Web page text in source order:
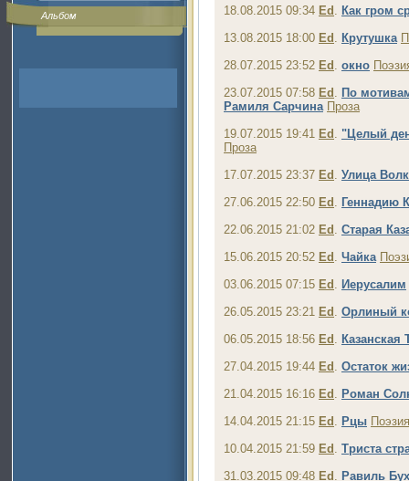
Альбом
18.08.2015 09:34 Ed . Как гром
13.08.2015 18:00 Ed . Крутушка
28.07.2015 23:52 Ed . окно
23.07.2015 07:58 Ed . По
Рамиля Сарчина Проза
19.07.2015 19:41 Ed . "Целый
Проза
17.07.2015 23:37 Ed . Улица
27.06.2015 22:50 Ed . Геннадию
22.06.2015 21:02 Ed . Старая
15.06.2015 20:52 Ed . Чайка
03.06.2015 07:15 Ed . Иерусалим
26.05.2015 23:21 Ed . Орлиный
06.05.2015 18:56 Ed . Казанская
27.04.2015 19:44 Ed . Остаток
21.04.2015 16:16 Ed . Роман
14.04.2015 21:15 Ed . Рцы Поэзия
10.04.2015 21:59 Ed . Триста
31.03.2015 09:48 Ed . Равиль